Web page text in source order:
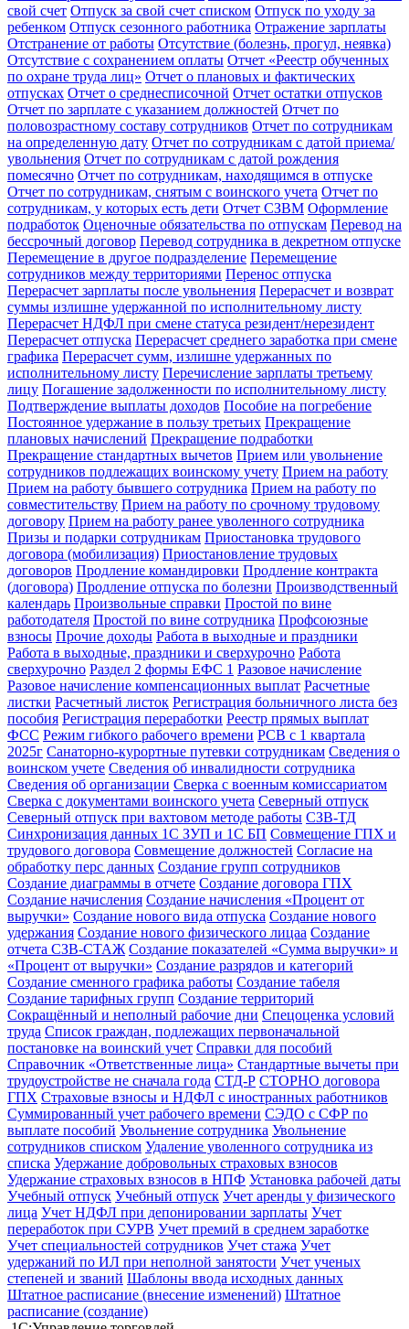
свой счет Отпуск за свой счет списком Отпуск по уходу за
ребенком Отпуск сезонного работника Отражение зарплаты
Отстранение от работы Отсутствие (болезнь, прогул, неявка)
Отсутствие с сохранением оплаты Отчет «Реестр обученных
по охране труда лиц» Отчет о плановых и фактических
отпусках Отчет о среднесписочной Отчет остатки отпусков
Отчет по зарплате с указанием должностей Отчет по
половозрастному составу сотрудников Отчет по сотрудникам
на определенную дату Отчет по сотрудникам с датой приема/
увольнения Отчет по сотрудникам с датой рождения
помесячно Отчет по сотрудникам, находящимся в отпуске
Отчет по сотрудникам, снятым с воинского учета Отчет по
сотрудникам, у которых есть дети Отчет СЗВМ Оформление
подработок Оценочные обязательства по отпускам Перевод на
бессрочный договор Перевод сотрудника в декретном отпуске
Перемещение в другое подразделение Перемещение
сотрудников между территориями Перенос отпуска
Перерасчет зарплаты после увольнения Перерасчет и возврат
суммы излишне удержанной по исполнительному листу
Перерасчет НДФЛ при смене статуса резидент/нерезидент
Перерасчет отпуска Перерасчет среднего заработка при смене
графика Перерасчет сумм, излишне удержанных по
исполнительному листу Перечисление зарплаты третьему
лицу Погашение задолженности по исполнительному листу
Подтверждение выплаты доходов Пособие на погребение
Постоянное удержание в пользу третьих Прекращение
плановых начислений Прекращение подработки
Прекращение стандартных вычетов Прием или увольнение
сотрудников подлежащих воинскому учету Прием на работу
Прием на работу бывшего сотрудника Прием на работу по
совместительству Прием на работу по срочному трудовому
договору Прием на работу ранее уволенного сотрудника
Призы и подарки сотрудникам Приостановка трудового
договора (мобилизация) Приостановление трудовых
договоров Продление командировки Продление контракта
(договора) Продление отпуска по болезни Производственный
календарь Произвольные справки Простой по вине
работодателя Простой по вине сотрудника Профсоюзные
взносы Прочие доходы Работа в выходные и праздники
Работа в выходные, праздники и сверхурочно Работа
сверхурочно Раздел 2 формы ЕФС 1 Разовое начисление
Разовое начисление компенсационных выплат Расчетные
листки Расчетный листок Регистрация больничного листа без
пособия Регистрация переработки Реестр прямых выплат
ФСС Режим гибкого рабочего времени РСВ с 1 квартала
2025г Санаторно-курортные путевки сотрудникам Сведения о
воинском учете Сведения об инвалидности сотрудника
Сведения об организации Сверка с военным комиссариатом
Сверка с документами воинского учета Северный отпуск
Северный отпуск при вахтовом методе работы СЗВ-ТД
Синхронизация данных 1С ЗУП и 1С БП Совмещение ГПХ и
трудового договора Совмещение должностей Согласие на
обработку перс данных Создание групп сотрудников
Создание диаграммы в отчете Создание договора ГПХ
Создание начисления Создание начисления «Процент от
выручки» Создание нового вида отпуска Создание нового
удержания Создание нового физического лицаа Создание
отчета СЗВ-СТАЖ Создание показателей «Сумма выручки» и
«Процент от выручки» Создание разрядов и категорий
Создание сменного графика работы Создание табеля
Создание тарифных групп Создание территорий
Сокращённый и неполный рабочие дни Спецоценка условий
труда Список граждан, подлежащих первоначальной
постановке на воинский учет Справки для пособий
Справочник «Ответственные лица» Стандартные вычеты при
трудоустройстве не сначала года СТД-Р СТОРНО договора
ГПХ Страховые взносы и НДФЛ с иностранных работников
Суммированный учет рабочего времени СЭДО с СФР по
выплате пособий Увольнение сотрудника Увольнение
сотрудников списком Удаление уволенного сотрудника из
списка Удержание добровольных страховых взносов
Удержание страховых взносов в НПФ Установка рабочей даты
Учебный отпуск Учебный отпуск Учет аренды у физического
лица Учет НДФЛ при депонировании зарплаты Учет
переработок при СУРВ Учет премий в среднем заработке
Учет специальностей сотрудников Учет стажа Учет
удержаний по ИЛ при неполной занятости Учет ученых
степеней и званий Шаблоны ввода исходных данных
Штатное расписание (внесение изменений) Штатное
расписание (создание)